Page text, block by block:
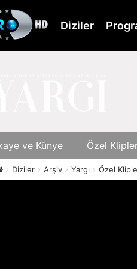
Diziler
ve Künye Özel
Diziler Arşiv Yargı Özel